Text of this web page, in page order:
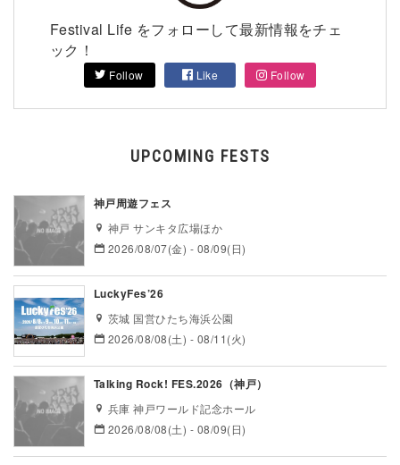
Festival Life をフォローして最新情報をチェ
ック！
Follow Like Follow
UPCOMING FESTS
神戸周遊フェス
神戸 サンキタ広場ほか
2026/08/07(金) - 08/09(日)
LuckyFes’26
茨城 国営ひたち海浜公園
2026/08/08(土) - 08/11(火)
Talking Rock! FES.2026（神戸）
兵庫 神戸ワールド記念ホール
2026/08/08(土) - 08/09(日)